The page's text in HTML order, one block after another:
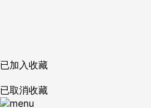
已加入收藏
已取消收藏